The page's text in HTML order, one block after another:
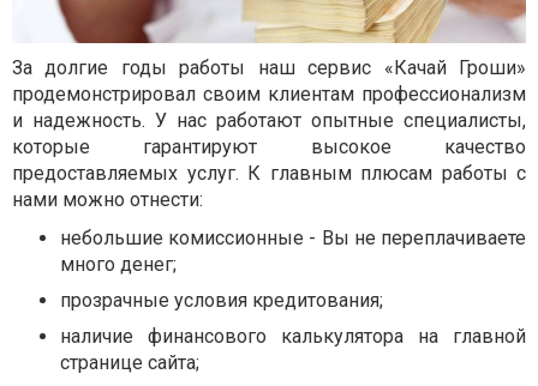
За долгие годы работы наш сервис «Качай Гроши»
продемонстрировал своим клиентам профессионализм
и надежность. У нас работают опытные специалисты,
которые гарантируют высокое качество
предоставляемых услуг. К главным плюсам работы с
нами можно отнести:
небольшие комиссионные - Вы не переплачиваете
много денег;
прозрачные условия кредитования;
наличие финансового калькулятора на главной
странице сайта;